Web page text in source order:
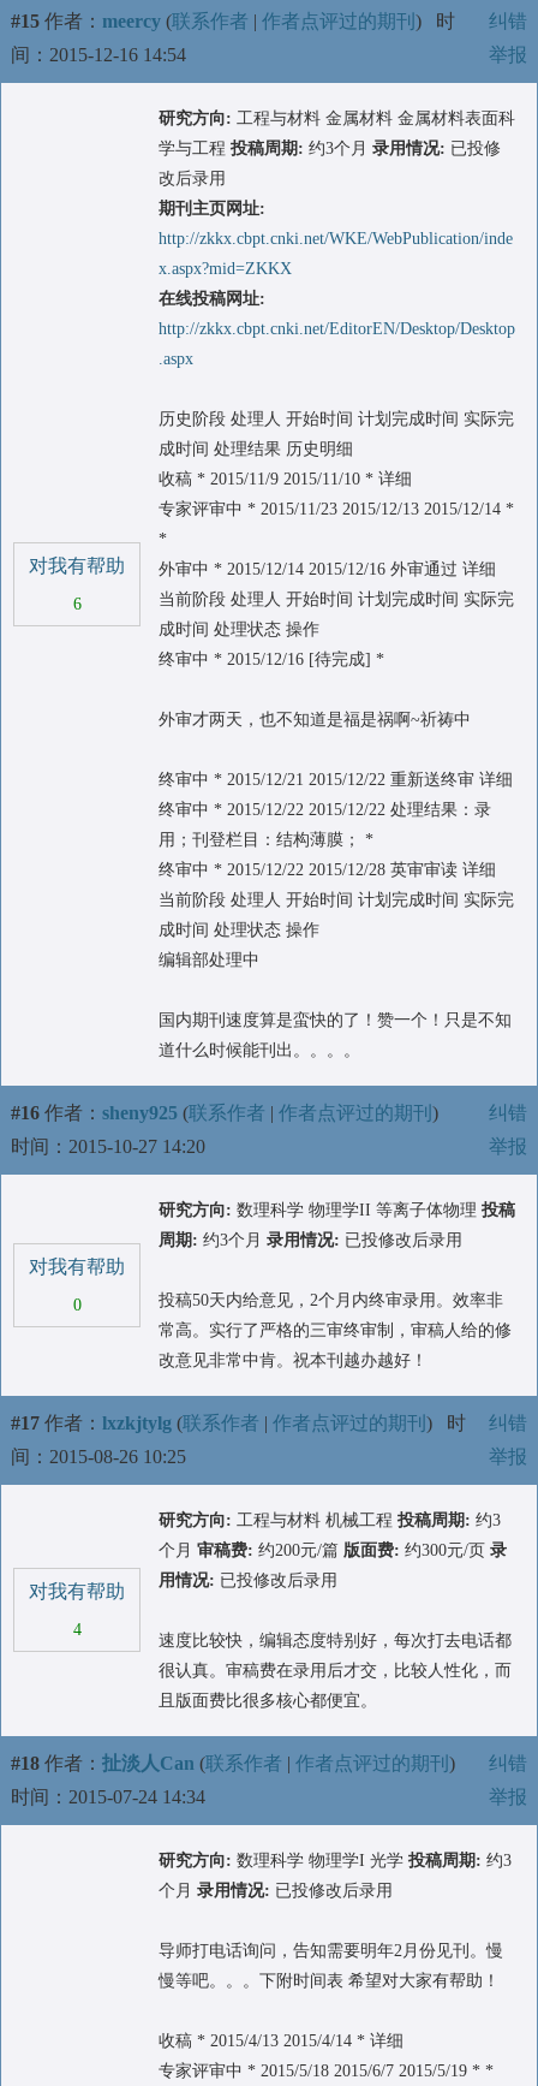
#15 作者： meercy (联系作者 | 作者点评过的期刊 ) 时
间：2015-12-16 14:54
纠错
举报
对我有帮助
6
研究方向: 工程与材料 金属材料 金属材料表面科
学与工程 投稿周期: 约3个月 录用情况: 已投修
改后录用
期刊主页网址:
http://zkkx.cbpt.cnki.net/WKE/WebPublication/inde
x.aspx?mid=ZKKX
在线投稿网址:
http://zkkx.cbpt.cnki.net/EditorEN/Desktop/Desktop
.aspx
历史阶段 处理人 开始时间 计划完成时间 实际完
成时间 处理结果 历史明细
收稿 * 2015/11/9 2015/11/10 * 详细
专家评审中 * 2015/11/23 2015/12/13 2015/12/14 *
*
外审中 * 2015/12/14 2015/12/16 外审通过 详细
当前阶段 处理人 开始时间 计划完成时间 实际完
成时间 处理状态 操作
终审中 * 2015/12/16 [待完成] *
外审才两天，也不知道是福是祸啊~祈祷中
终审中 * 2015/12/21 2015/12/22 重新送终审 详细
终审中 * 2015/12/22 2015/12/22 处理结果：录
用；刊登栏目：结构薄膜； *
终审中 * 2015/12/22 2015/12/28 英审审读 详细
当前阶段 处理人 开始时间 计划完成时间 实际完
成时间 处理状态 操作
编辑部处理中
国内期刊速度算是蛮快的了！赞一个！只是不知
道什么时候能刊出。。。。
#16 作者： sheny925 (联系作者 | 作者点评过的期刊 )
时间：2015-10-27 14:20
纠错
举报
对我有帮助
0
研究方向: 数理科学 物理学II 等离子体物理 投稿
周期: 约3个月 录用情况: 已投修改后录用
投稿50天内给意见，2个月内终审录用。效率非
常高。实行了严格的三审终审制，审稿人给的修
改意见非常中肯。祝本刊越办越好！
#17 作者： lxzkjtylg (联系作者 | 作者点评过的期刊 ) 时
间：2015-08-26 10:25
纠错
举报
对我有帮助
4
研究方向: 工程与材料 机械工程 投稿周期: 约3
个月 审稿费: 约200元/篇 版面费: 约300元/页 录
用情况: 已投修改后录用
速度比较快，编辑态度特别好，每次打去电话都
很认真。审稿费在录用后才交，比较人性化，而
且版面费比很多核心都便宜。
#18 作者： 扯淡人Can (联系作者 | 作者点评过的期刊 )
时间：2015-07-24 14:34
纠错
举报
研究方向: 数理科学 物理学I 光学 投稿周期: 约3
个月 录用情况: 已投修改后录用
导师打电话询问，告知需要明年2月份见刊。慢
慢等吧。。。下附时间表 希望对大家有帮助！
收稿 * 2015/4/13 2015/4/14 * 详细
专家评审中 * 2015/5/18 2015/6/7 2015/5/19 * *